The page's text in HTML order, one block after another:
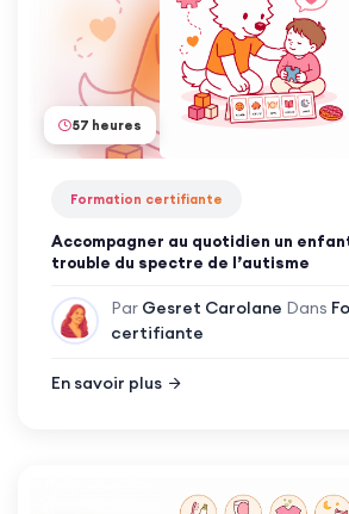
57 heures
Formation certifiante
Accompagner au quotidien un
trouble du spectre de l’autisme
Par Gesret Carolane Dans
certifiante
En savoir plus